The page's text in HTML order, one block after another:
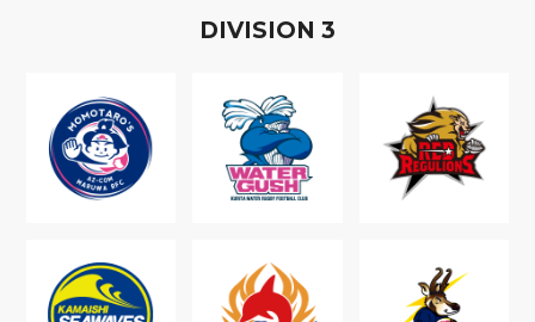
DIVISION 3